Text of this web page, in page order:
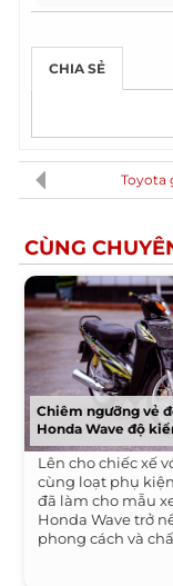
CHIA SẺ
Toyota
CÙNG
Chiêm ngưỡng vẻ
Honda Wave độ
Lên cho chiếc xế
cùng loạt phụ
đã làm cho mẫu
Honda Wave trở
phong cách và
nhiều. Cùng
chiếc Wave độ